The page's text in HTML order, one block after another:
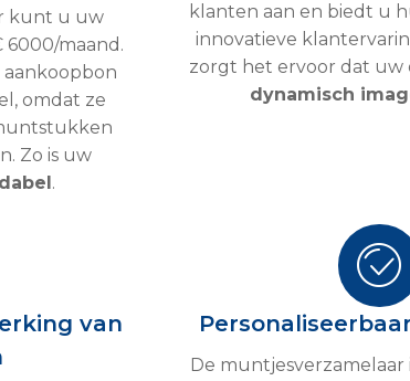
kunt u uw
maand.
omdat ze
Zo is uw
.
klanten aan en biedt u
innovatieve
zorgt het ervoor dat uw
dynamisch
van
De muntjesverzamelaar